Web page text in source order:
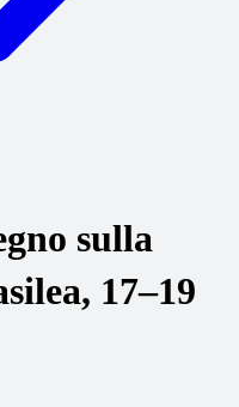
sulla
17–19